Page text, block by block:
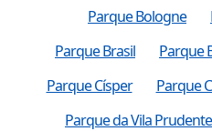
Parque Bologne
Parque Brasil
Parque
Parque Císper
Parque
Parque da Vila Prudente